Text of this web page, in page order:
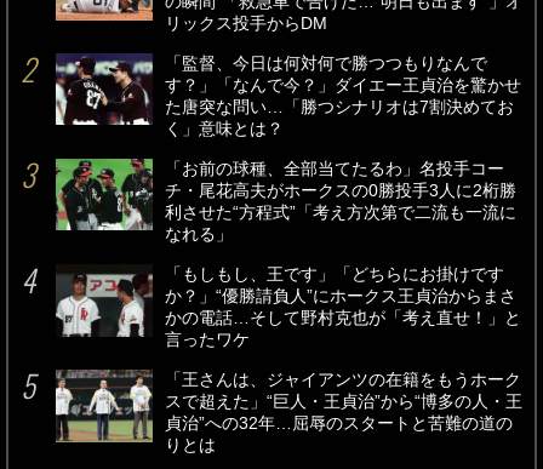
リックス投手からDM
「監督、今日は何対何で勝つつもりなんで
す？」「なんで今？」ダイエー王貞治を驚かせ
た唐突な問い…「勝つシナリオは7割決めてお
く」意味とは？
「お前の球種、全部当てたるわ」名投手コー
チ・尾花高夫がホークスの0勝投手3人に2桁勝
利させた“方程式”「考え方次第で二流も一流に
なれる」
「もしもし、王です」「どちらにお掛けです
か？」“優勝請負人”にホークス王貞治からまさ
かの電話…そして野村克也が「考え直せ！」と
言ったワケ
「王さんは、ジャイアンツの在籍をもうホーク
スで超えた」“巨人・王貞治”から“博多の人・王
貞治”への32年…屈辱のスタートと苦難の道の
りとは